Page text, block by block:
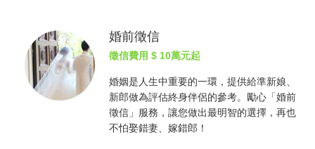
婚前徵信
徵信費用 $ 10萬元起
婚姻是人生中重要的一環，提供給準新娘、
新郎做為評估終身伴侶的參考。勵心「婚前
徵信 」服務，讓您做出最明智的選擇，再也
不怕娶錯妻、嫁錯郎！